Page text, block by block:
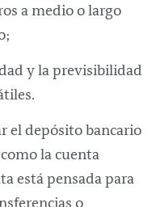
a medio o largo
y la previsibilidad
el depósito bancario
la cuenta
está pensada para
o